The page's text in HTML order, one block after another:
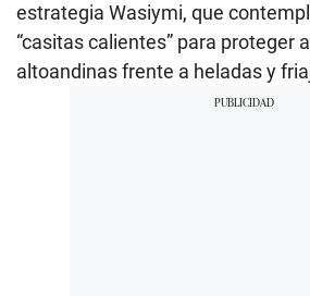
estrategia Wasiymi, que
“casitas calientes” para proteger
altoandinas frente a heladas y